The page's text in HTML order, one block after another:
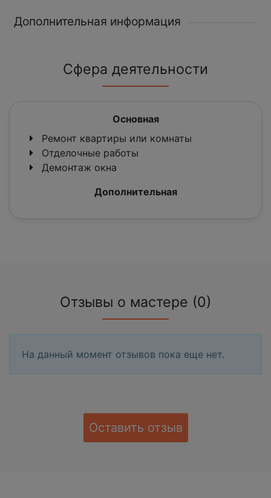
Дополнительная информация
Сфера деятельности
Основная
Ремонт квартиры или комнаты
Отделочные работы
Демонтаж окна
Дополнительная
Отзывы о мастере (0)
На данный момент отзывов пока еще нет.
Оставить отзыв